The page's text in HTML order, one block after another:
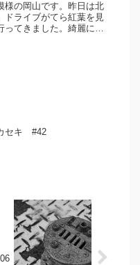
様の岡山です。昨日は北
ドライブがてら紅葉を見
ってきました。綺麗に色
セキ #42